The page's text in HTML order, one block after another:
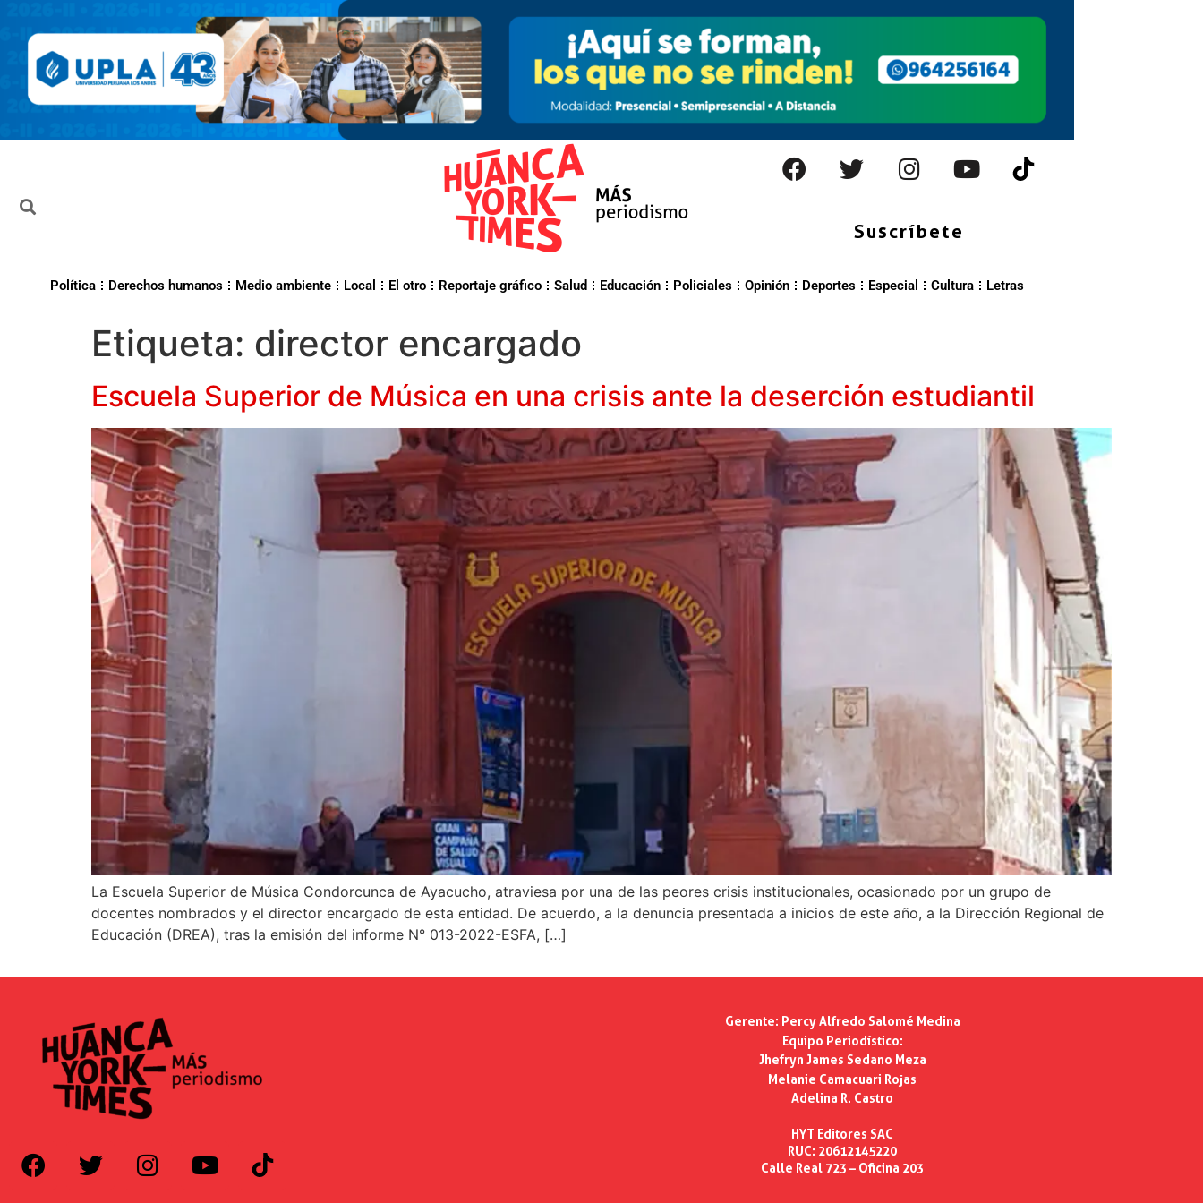
Suscríbete
Política Derechos humanos Medio ambiente Local El otro Reportaje gráfico Salud Educación Policiales Opinión Deportes Especial Cultura Letras
Etiqueta: director encargado
Escuela Superior de Música en una crisis ante la deserción estudiantil
La Escuela Superior de Música Condorcunca de Ayacucho, atraviesa por una de las peores crisis institucionales, ocasionado por un grupo de
docentes nombrados y el director encargado de esta entidad. De acuerdo, a la denuncia presentada a inicios de este año, a la Dirección Regional de
Educación (DREA), tras la emisión del informe N° 013-2022-ESFA, […]
Gerente: Percy Alfredo Salomé Medina
Equipo Periodístico:
Jhefryn James Sedano Meza
Melanie Camacuari Rojas
Adelina R. Castro
HYT Editores SAC
RUC: 20612145220
Calle Real 723 – Oficina 203